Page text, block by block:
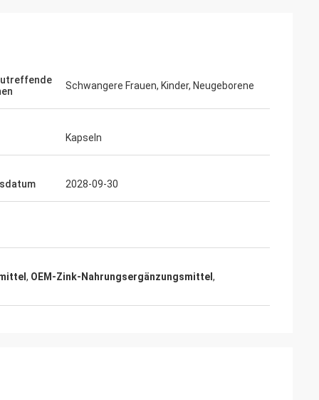
Schwangere Frauen, Kinder, Neugeborene
Kapseln
2028-09-30
, OEM-Zink-Nahrungsergänzungsmittel ,